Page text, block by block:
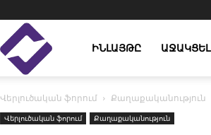
Enlight
Studies
ԻՆԼԱՅԹԸ ԱՋԱԿՑԵԼ
Վերլուծական ֆորում Քաղաքականություն
Վերլուծական ֆորում Քաղաքականություն